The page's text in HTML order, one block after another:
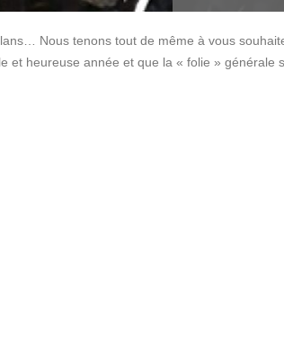
Nous tenons tout de même à vous
et heureuse année et que la « folie » générale